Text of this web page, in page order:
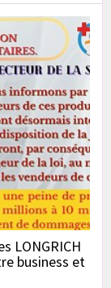
LONGRICH
business et